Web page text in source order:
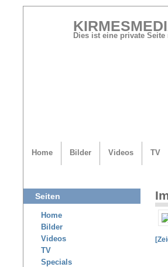
Dies ist eine private
Home Bilder Videos TV
Seiten
Home
Bilder
Videos
TV
Specials